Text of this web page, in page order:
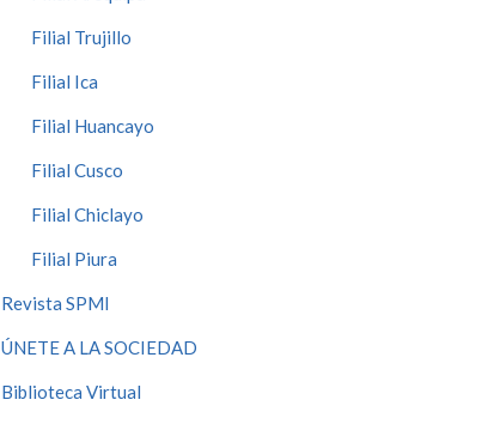
Filial Trujillo
Filial Ica
Filial Huancayo
Filial Cusco
Filial Chiclayo
Filial Piura
Revista SPMI
ÚNETE A LA SOCIEDAD
Biblioteca Virtual